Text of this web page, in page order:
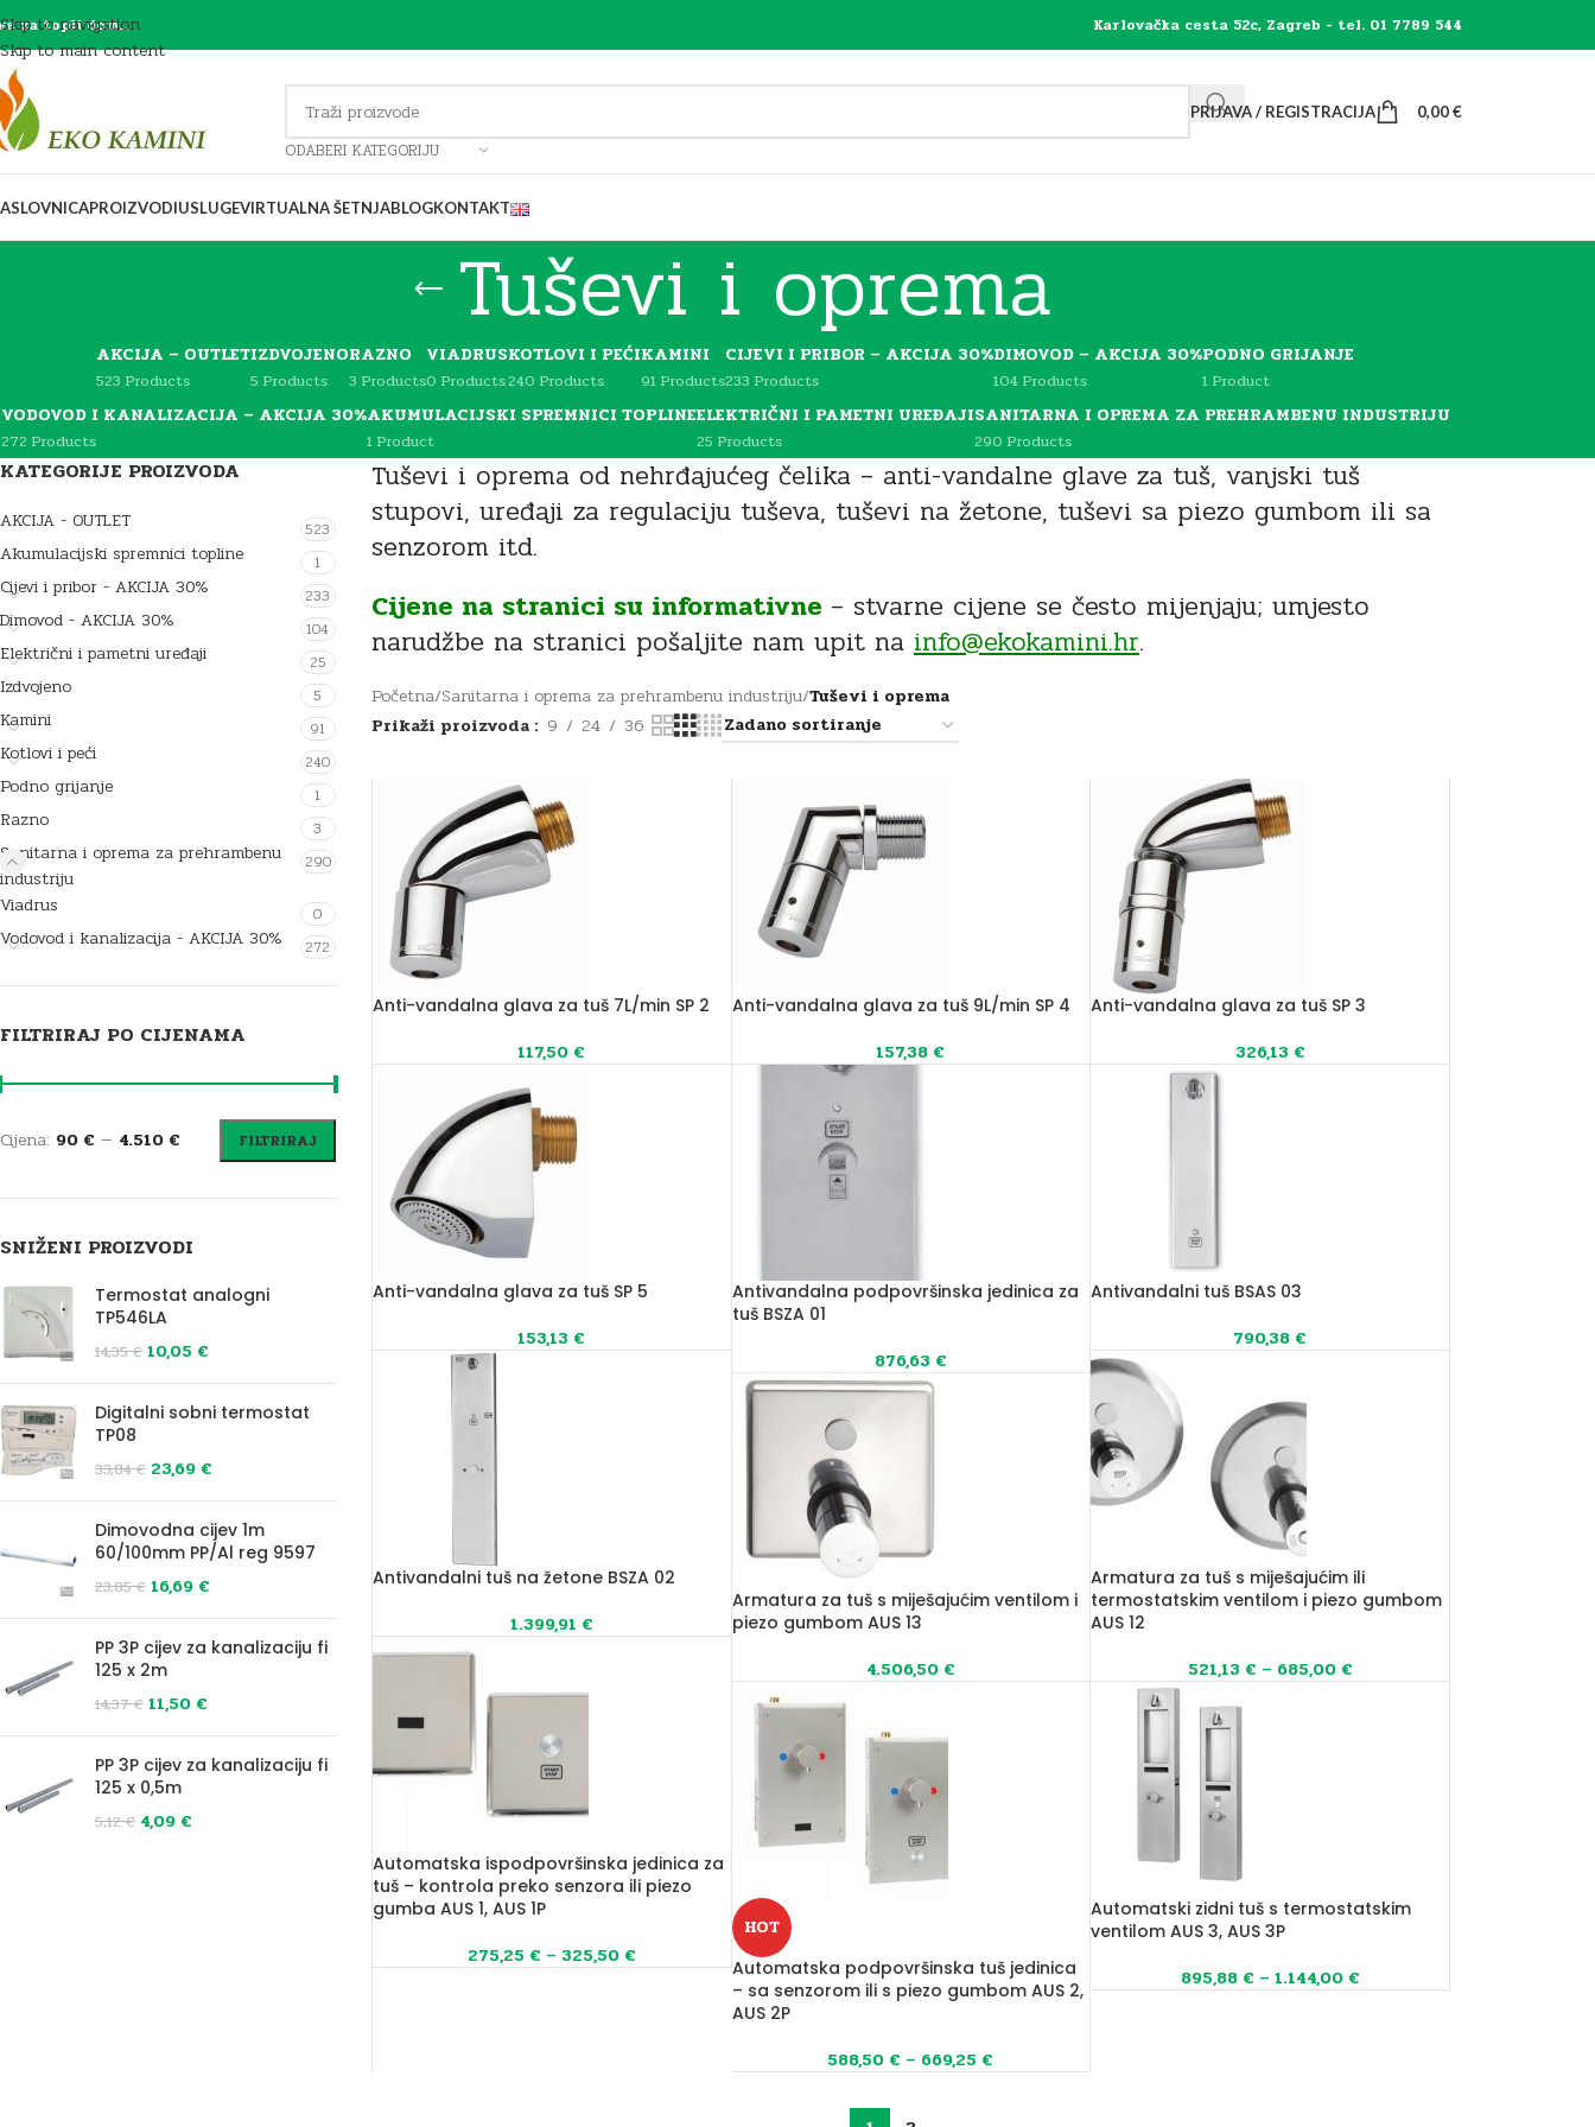
Skip to navigation
Skip to main content
za topli dom… Karlovačka cesta 52c, Zagreb - tel. 01 7789 544
ODABERI KATEGORIJU
PRIJAVA / REGISTRACIJA 0,00€
PROIZVODIUSLUGEVIRTUALNA ŠETNJABLOGKONTAKT
Tuševi i oprema
AKCIJA – OUTLET
523 Products
IZDVOJENO
5 Products
RAZNO
3 Products
VIADRUS
0 Products
KOTLOVI I PEĆI
240 Products
KAMINI
91 Products
CIJEVI I PRIBOR – AKCIJA 30%
233 Products
DIMOVOD – AKCIJA 30%
104 Products
PODNO GRIJANJE
1 Product
VODOVOD I KANALIZACIJA – AKCIJA 30%
272 Products
AKUMULACIJSKI SPREMNICI TOPLINE
1 Product
ELEKTRIČNI I PAMETNI UREĐAJI
25 Products
SANITARNA I OPREMA ZA PREHRAMBENU INDUSTRIJU
290 Products
KATEGORIJE PROIZVODA
AKCIJA - OUTLET 523
Akumulacijski spremnici topline 1
Cijevi i pribor - AKCIJA 30% 233
Dimovod - AKCIJA 30% 104
Električni i pametni uređaji 25
Izdvojeno 5
Kamini 91
Kotlovi i peći 240
Podno grijanje 1
Razno 3
Sanitarna i oprema za prehrambenu
industriju
290
Viadrus 0
Vodovod i kanalizacija - AKCIJA 30% 272
FILTRIRAJ PO CIJENAMA
FILTRIRAJ
Cijena: 90 € — 4.510 €
SNIŽENI PROIZVODI
Termostat analogni
TP546LA
14,35€ 10,05 €
Digitalni sobni termostat
TP08
33,84€ 23,69 €
Dimovodna cijev 1m
60/100mm PP/Al reg 9597
23,85€ 16,69 €
PP 3P cijev za kanalizaciju fi
125 x 2m
14,37€ 11,50 €
PP 3P cijev za kanalizaciju fi
125 x 0,5m
5,12€ 4,09 €
Tuševi i oprema od nehrđajućeg čelika – anti-vandalne glave za tuš, vanjski tuš
stupovi, uređaji za regulaciju tuševa, tuševi na žetone, tuševi sa piezo gumbom ili sa
senzorom itd.
Cijene na stranici su informativne – stvarne cijene se često mijenjaju; umjesto
narudžbe na stranici pošaljite nam upit na info@ekokamini.hr.
Početna/Sanitarna i oprema za prehrambenu industriju/Tuševi i oprema
Prikaži proizvoda
9 24 36
Anti-vandalna glava za tuš 7L/min SP 2
117,50 €
Anti-vandalna glava za tuš 9L/min SP 4
157,38 €
Anti-vandalna glava za tuš SP 3
326,13 €
Anti-vandalna glava za tuš SP 5
153,13 €
Antivandalna podpovršinska jedinica za
tuš BSZA 01
876,63 €
Antivandalni tuš BSAS 03
790,38 €
Antivandalni tuš na žetone BSZA 02
1.399,91 €
Armatura za tuš s miješajućim ili
termostatskim ventilom i piezo gumbom
AUS 12
521,13 € – 685,00 €
Armatura za tuš s miješajućim ventilom i
piezo gumbom AUS 13
4.506,50 €
Automatska ispodpovršinska jedinica za
tuš – kontrola preko senzora ili piezo
gumba AUS 1, AUS 1P
275,25 € – 325,50 €
HOT
Automatska podpovršinska tuš jedinica
– sa senzorom ili s piezo gumbom AUS 2,
AUS 2P
588,50 € – 669,25 €
Automatski zidni tuš s termostatskim
ventilom AUS 3, AUS 3P
895,88 € – 1.144,00 €